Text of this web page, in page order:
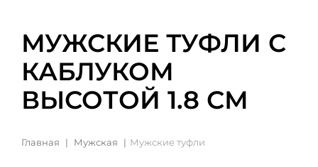
МУЖСКИЕ ТУФЛИ С
КАБЛУКОМ
ВЫСОТОЙ 1.8 СМ
Главная Мужская Мужские туфли